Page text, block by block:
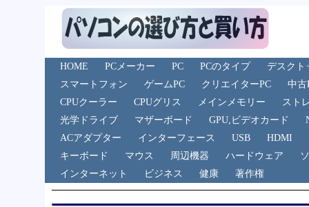
HOME PCメーカー PC PCのタイプ
デスクト
スマートフォン
ゲームPC クリエイターPC
中古
CPUクーラー
CPUグリス メインメモリー
スト
光学ドライブ
マザーボード GPU,ビデオカード
ACアダプター
インターフェース USB
HDMI
キーボード
マウス 周辺機器 ハードウェア
インターネット
ビジネス 健康 著作権